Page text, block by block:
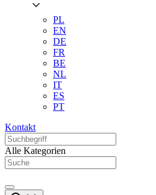
PL
EN
DE
FR
BE
NL
IT
ES
PT
Kontakt
Alle Kategorien